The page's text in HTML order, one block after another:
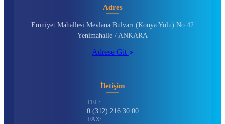
Adres
Emniyet Mahallesi Mevlana Bulvarı (Konya Yolu) No:42
Yenimahalle / ANKARA
Adrese Git
İletişim
TEL:
0 (312) 216 30 00
FAX: